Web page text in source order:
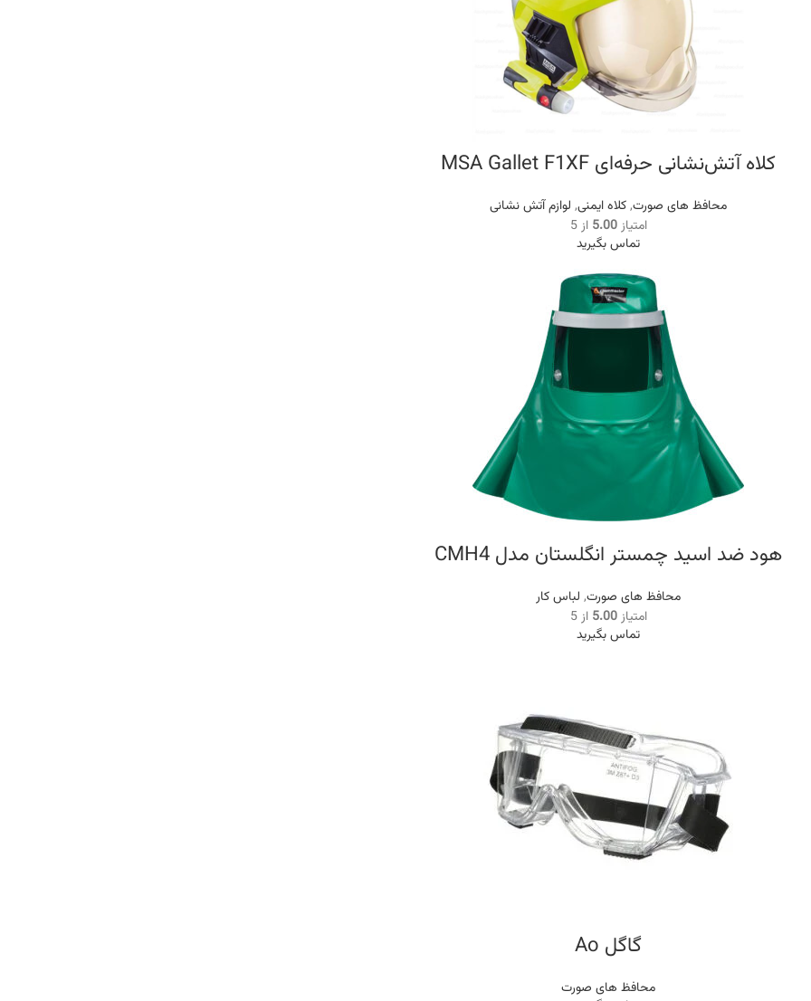
کلاه آتش‌نشانی حرفه‌ای MSA Gallet F1XF
محافظ های صورت,کلاه ایمنی, لوازم آتش نشانی
تماس بگیرید
امتیاز5.00 از 5
هود ضد اسید چمستر انگلستان مدل CMH4
محافظ های صورت, لباس کار
تماس بگیرید
امتیاز5.00 از 5
گاگل Ao
محافظ های صورت